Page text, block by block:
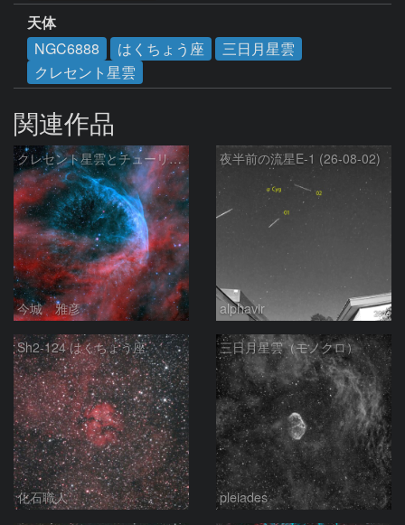
天体
NGC6888
はくちょう座
三日月星雲
クレセント星雲
関連作品
クレセント星雲とチューリップ星雲の真ん中あたりにある星雲 NGC6883 ???
今城 雅彦
夜半前の流星E-1 (26-08-02)
alphavir
Sh2-124 はくちょう座
化石職人
三日月星雲（モノクロ）
pleiades